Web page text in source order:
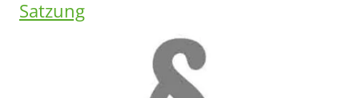
Satzung